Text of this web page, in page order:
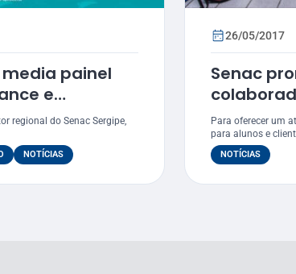
media painel
e
no IV
regional do Senac Sergipe,
NOTÍCIAS
26/05/2017
Senac
Para oferecer um
para alunos e
NOTÍCIAS